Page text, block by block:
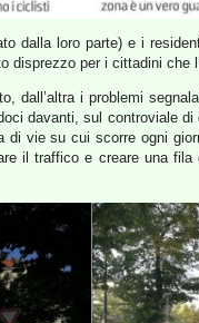
dalla loro parte) e i
per i cittadini che
dall’altra i problemi
davanti, sul controviale di
vie su cui scorre ogni
il traffico e creare una